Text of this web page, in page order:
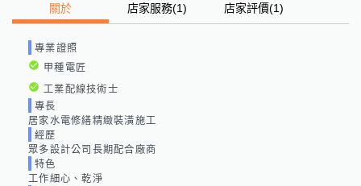
關於 店家服務(1) 店家評價(1)
專業證照
甲種電匠
工業配線技術士
專長
居家水電修繕精緻裝潢施工
經歷
眾多設計公司長期配合廠商
特色
工作細心、乾淨